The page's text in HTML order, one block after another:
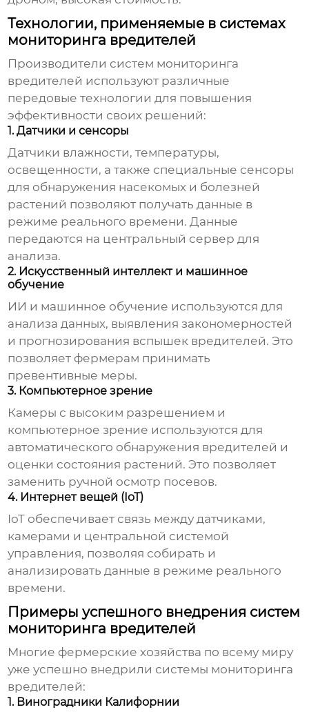
Технологии, применяемые в системах
мониторинга вредителей
Производители систем мониторинга
вредителей используют различные
передовые технологии для повышения
эффективности своих решений:
1. Датчики и сенсоры
Датчики влажности, температуры,
освещенности, а также специальные сенсоры
для обнаружения насекомых и болезней
растений позволяют получать данные в
режиме реального времени. Данные
передаются на центральный сервер для
анализа.
2. Искусственный интеллект и машинное
обучение
ИИ и машинное обучение используются для
анализа данных, выявления закономерностей
и прогнозирования вспышек вредителей. Это
позволяет фермерам принимать
превентивные меры.
3. Компьютерное зрение
Камеры с высоким разрешением и
компьютерное зрение используются для
автоматического обнаружения вредителей и
оценки состояния растений. Это позволяет
заменить ручной осмотр посевов.
4. Интернет вещей (IoT)
IoT обеспечивает связь между датчиками,
камерами и центральной системой
управления, позволяя собирать и
анализировать данные в режиме реального
времени.
Примеры успешного внедрения систем
мониторинга вредителей
Многие фермерские хозяйства по всему миру
уже успешно внедрили системы мониторинга
вредителей:
1. Виноградники Калифорнии